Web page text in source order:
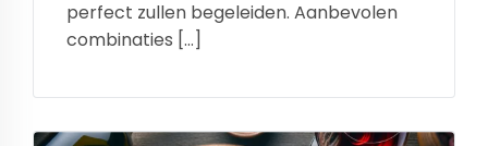
perfect zullen begeleiden. Aanbevolen
combinaties […]